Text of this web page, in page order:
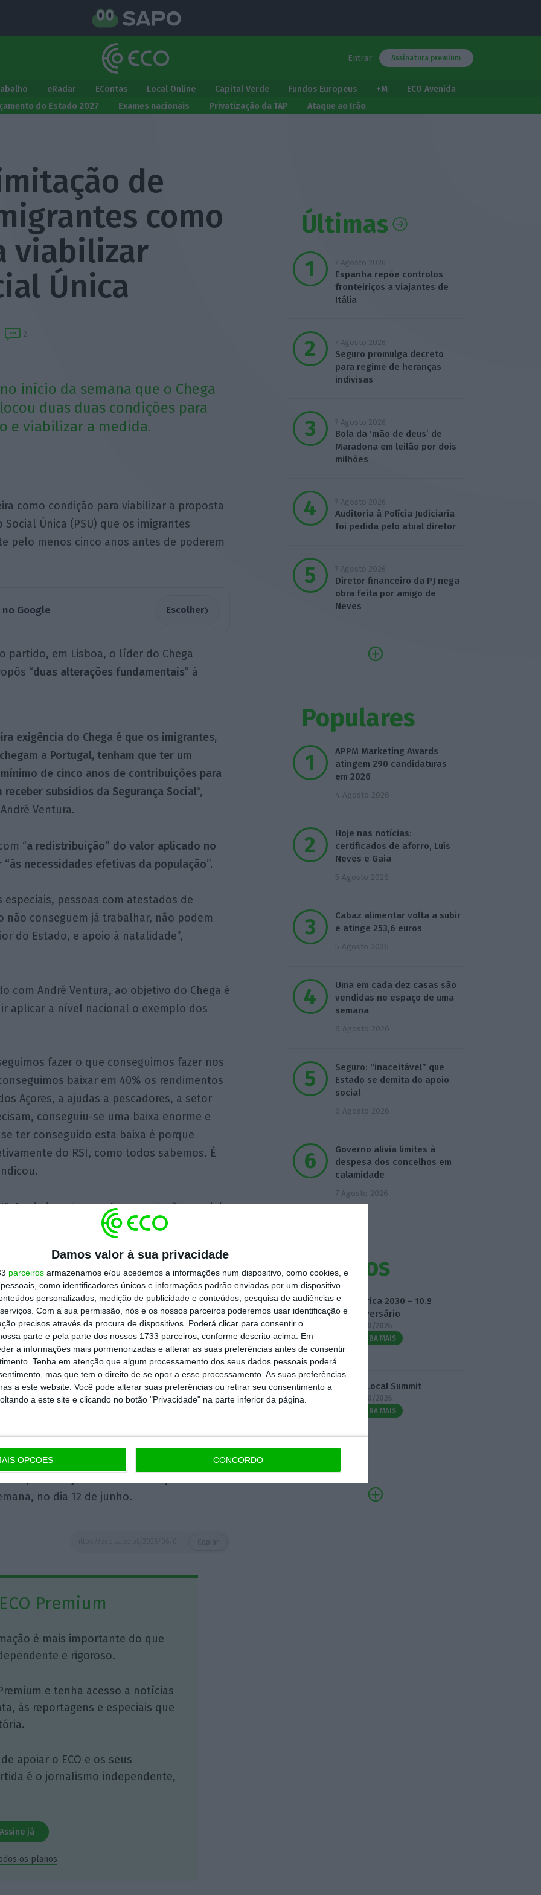
Damos valor à sua privacidade
parceiros armazenamos e/ou acedemos a informações num dispositivo, como cookies, e
como identificadores únicos e informações padrão enviadas por um dispositivo
personalizados, medição de publicidade e conteúdos, pesquisa de audiências e
Com a sua permissão, nós e os nossos parceiros poderemos usar identificação e
precisos através da procura de dispositivos. Poderá clicar para consentir o
parte e pela parte dos nossos 1733 parceiros, conforme descrito acima. Em
a informações mais pormenorizadas e alterar as suas preferências antes de consentir
Tenha em atenção que algum processamento dos seus dados pessoais poderá
mas que tem o direito de se opor a esse processamento. As suas preferências
a este website. Você pode alterar suas preferências ou retirar seu consentimento a
a este site e clicando no botão "Privacidade" na parte inferior da página.
OPÇÕES CONCORDO
Entrar Assinatura premium
eRadar EContas Local Online Capital Verde Fundos Europeus +M
ECO Avenida
do Estado 2027 Exames nacionais Privatização da TAP Ataque ao Irão
de
como
viabilizar
Única
2
início da semana que o Chega
duas duas condições para
e viabilizar a medida.
como condição para viabilizar a proposta
Única (PSU) que os imigrantes
pelo menos cinco anos antes de poderem
Google Escolher›
partido, em Lisboa, o líder do Chega
“duas alterações fundamentais” à
exigência do Chega é que os imigrantes,
a Portugal, tenham que ter um
de cinco anos de contribuições para
receber subsídios da Segurança Social“,
Ventura.
“a redistribuição” do valor aplicado no
necessidades efetivas da população”.
pessoas com atestados de
não conseguem já trabalhar, não podem
do Estado, e apoio à natalidade”,
com André Ventura, ao objetivo do Chega é
aplicar a nível nacional o exemplo dos
fazer o que conseguimos fazer nos
baixar em 40% os rendimentos
Açores, a ajudas a pescadores, a setor
conseguiu-se uma baixa enorme e
ter conseguido esta baixa é porque
do RSI, como todos sabemos. É
dos imigrantes recebam prestações sociais,
são várias as prestações”.
— que tinha anunciado no início da
o Chega votar contra esta proposta –
duas condições para poder mudar o
voto e viabilizar a medida.“Estas
têm que ser acauteladas, nós ou o
retira a possibilidade de imigrantes
nós não estaremos passíveis de viabilizar
“estas agências transformarão a lei
no sentido certo”.
para criação de uma Prestação Social
no dia 12 de junho.
Premium
é mais importante do que
e rigoroso.
e tenha acesso a notícias
às reportagens e especiais que
apoiar o ECO e os seus
é o jornalismo independente,
Assine já
os planos
Últimas
7 Agosto 2026
Espanha repõe controlos
fronteiriços a viajantes de
Itália
7 Agosto 2026
Seguro promulga decreto
para regime de heranças
indivisas
7 Agosto 2026
Bola da ‘mão de deus’ de
Maradona em leilão por dois
milhões
7 Agosto 2026
Auditoria à Polícia Judiciaria
foi pedida pelo atual diretor
7 Agosto 2026
Diretor financeiro da PJ nega
obra feita por amigo de
Neves
Populares
APPM Marketing Awards
atingem 290 candidaturas
em 2026
4 Agosto 2026
Hoje nas notícias:
certificados de aforro, Luís
Neves e Gaia
5 Agosto 2026
Cabaz alimentar volta a subir
e atinge 253,6 euros
5 Agosto 2026
Uma em cada dez casas são
vendidas no espaço de uma
semana
6 Agosto 2026
Seguro: “inaceitável” que
Estado se demita do apoio
social
6 Agosto 2026
Governo alivia limites à
despesa dos concelhos em
calamidade
7 Agosto 2026
Eventos
Fábrica 2030 – 10.º
Aniversário
14/10/2026
SAIBA MAIS
3.º Local Summit
07/10/2026
SAIBA MAIS